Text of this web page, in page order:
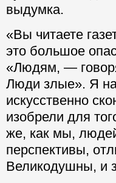
выдумка.
«Вы читаете
это большое
«Людям, —
Люди злые». Я на
искусственно
изобрели для
же, как мы,
перспективы,
Великодушны, и